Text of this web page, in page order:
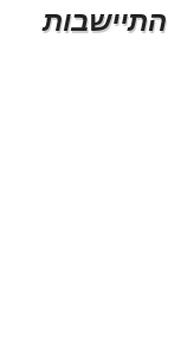
התיישבות